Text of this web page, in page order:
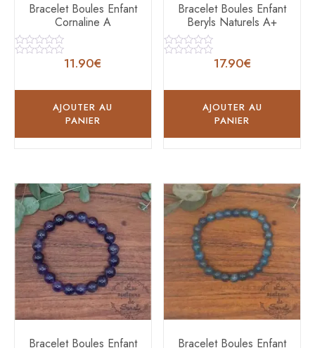
Bracelet Boules Enfant
Cornaline A
Note
5
11.90€
AJOUTER AU
PANIER
Bracelet Boules Enfant
Beryls Naturels A+
Note
5
17.90€
AJOUTER AU
PANIER
Bracelet Boules Enfant
Bracelet Boules Enfant